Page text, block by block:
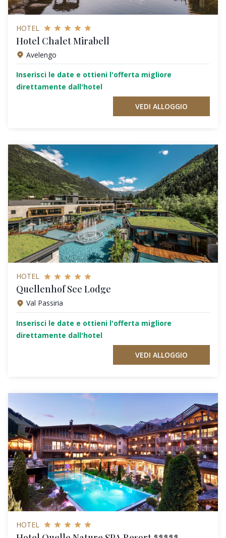
HOTEL
Hotel Chalet Mirabell
Avelengo
Inserisci le date e ottieni l'offerta migliore
direttamente dall'hotel
VEDI ALLOGGIO
HOTEL
Quellenhof See Lodge
Val Passiria
Inserisci le date e ottieni l'offerta migliore
direttamente dall'hotel
VEDI ALLOGGIO
HOTEL